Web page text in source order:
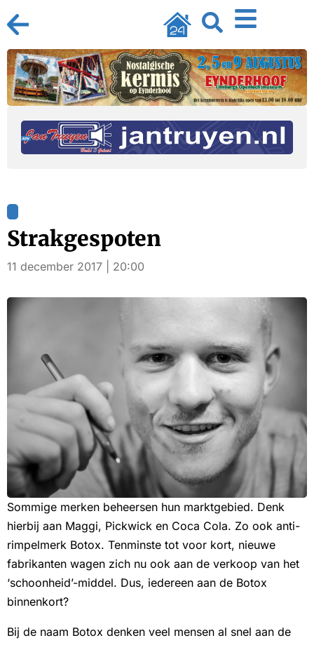
Strakgespoten
11 december 2017 | 20:00
Sommige merken beheersen hun marktgebied. Denk
hierbij aan Maggi, Pickwick en Coca Cola. Zo ook anti-
rimpelmerk Botox. Tenminste tot voor kort, nieuwe
fabrikanten wagen zich nu ook aan de verkoop van het
‘schoonheid’-middel. Dus, iedereen aan de Botox
binnenkort?
Bij de naam Botox denken veel mensen al snel aan de